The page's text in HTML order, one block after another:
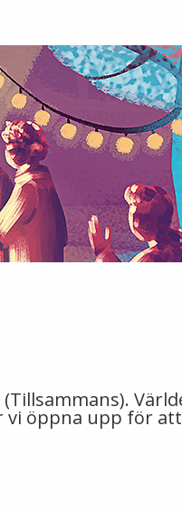
vi öppna upp för